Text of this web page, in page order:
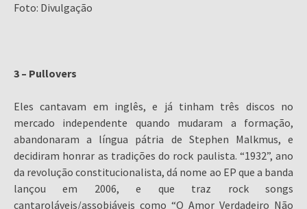
Foto: Divulgação
3 – Pullovers
Eles cantavam em inglês, e já tinham três discos no
mercado independente quando mudaram a formação,
abandonaram a língua pátria de Stephen Malkmus, e
decidiram honrar as tradições do rock paulista. “1932”, ano
da revolução constitucionalista, dá nome ao EP que a banda
lançou em 2006, e que traz rock songs
cantaroláveis/assobiáveis como “O Amor Verdadeiro Não